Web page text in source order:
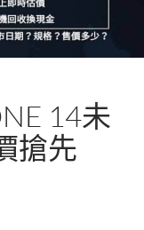
14未
搶先